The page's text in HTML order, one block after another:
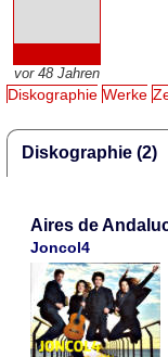
vor 48 Jahren
Diskographie Werke
Diskographie (2)
Aires de
Joncol4